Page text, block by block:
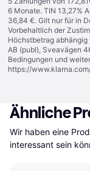
6 Monate. TIN 13,27%
36,84 €. Gilt nur für in
Vorbehaltlich der
Höchstbetrag
AB (publ), Sveavägen
Bedingungen und
https://
Ähnliche
Wir haben eine
interessant sein